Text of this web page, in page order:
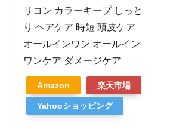
リコン カラーキープ しっと
り ヘアケア 時短 頭皮ケア
オールインワン オールイン
ワンケア ダメージケア
Amazon 楽天市場
Yahooショッピング